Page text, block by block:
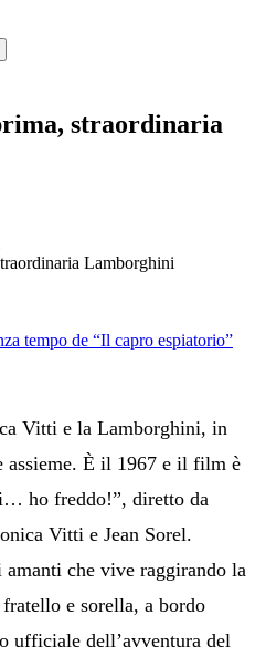
straordinaria
Lamborghini
tempo de “Il capro espiatorio”
Vitti e la Lamborghini, in
È il 1967 e il film è
ho freddo!”, diretto da
Vitti e Jean Sorel.
che vive raggirando la
fratello e sorella, a bordo
ufficiale dell’avventura del